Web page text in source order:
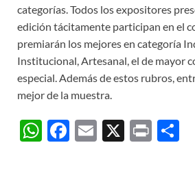
categorías. Todos los expositores
edición tácitamente participan en el
premiarán los mejores en categoría
Institucional, Artesanal, el de mayor
especial. Además de estos rubros,
mejor de la muestra.
W F
E
X
P